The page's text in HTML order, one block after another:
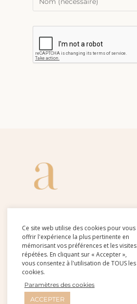
Ce site web utilise des cookies pour vous
offrir l'expérience la plus pertinente en
mémorisant vos préférences et les visites
répétées. En cliquant sur « Accepter »,
vous consentez à l'utilisation de TOUS les
cookies.
Paramètres des cookies
ACCEPTER